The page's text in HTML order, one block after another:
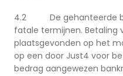
4.2 De gehanteerde
fatale termijnen. Betaling
plaatsgevonden op het
op een door Just4 voor
bedrag aangewezen